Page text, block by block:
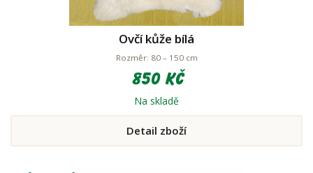
Ovčí kůže bílá
Rozměr: 80 – 150 cm
850 Kč
Na skladě
Detail zboží